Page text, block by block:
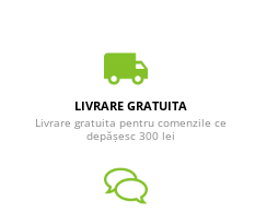
LIVRARE GRATUITA
Livrare gratuita pentru comenzile ce
depășesc 300 lei